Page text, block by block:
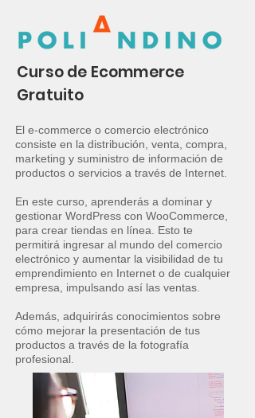
Curso de Ecommerce
Gratuito
El e-commerce o comercio electrónico
consiste en la distribución, venta, compra,
marketing y suministro de información de
productos o servicios a través de Internet.
En este curso, aprenderás a dominar y
gestionar WordPress con WooCommerce,
para crear tiendas en línea. Esto te
permitirá ingresar al mundo del comercio
electrónico y aumentar la visibilidad de tu
emprendimiento en Internet o de cualquier
empresa, impulsando así las ventas.
Además, adquirirás conocimientos sobre
cómo mejorar la presentación de tus
productos a través de la fotografía
profesional.